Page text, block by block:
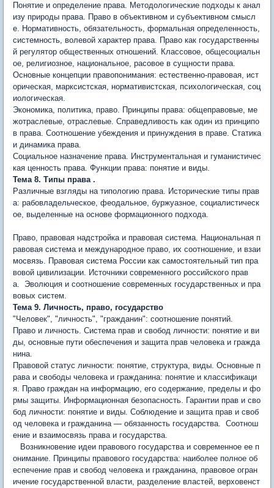
Понятие и определение права. Методологические подходы к анал
изу природы права. Право в объективном и субъективном смысл
е. Нормативность, обязательность, формальная определенность,
системность, волевой характер права. Право как государственны
й регулятор общественных отношений. Классовое, общесоциальн
ое, религиозное, национальное, расовое в сущности права.
Основные концепции правопонимания: естественно-правовая, ист
орическая, марксистская, нормативистская, психологическая, со­ц
иологическая.
Экономика, политика, право. Принципы права: общеправовые, ме
жотраслевые, отраслевые. Справедливость как один из принци­по
в права. Соотношение убеждения и принуждения в праве. Статика
и динамика права.
Социальное назначение права. Инструментальная и гуманис­тичес
кая ценность права. Функции права: понятие и виды.
Тема 8. Типы права .
Различные взгляды на типологию права. Ис­торические типы прав
а: рабовладельческое, феодальное, буржуаз­ное, социалистическ
ое, выделенные на основе формационного под­хода.
Право, правовая надстройка и правовая система. Национальная п
равовая система и международное право, их соотношение, и вза­и
мосвязь. Правовая система России как самостоятельный тип пра
вовой цивилизации. Источники современного российского прав
а. Эволюция и соотношение современных государственных и пра
вовых систем.
Тема 9. Личность, право, государство
"Человек", "личность", "гражданин": соотношение понятий.
Право и личность. Система прав и свобод личности: понятие и ви
ды, основные пути обеспечения и защита прав человека и гражда
нина.
Правовой статус личности: понятие, структура, виды. Основные п
рава и свободы человека и гражданина: понятие и классификаци
я. Право граждан на информацию, его содержание, пределы и фо
рмы защиты. Информационная безопасность. Гарантии прав и сво
бод личности: понятие и виды. Соблюдение и защита прав и своб
од человека и гражданина — обязанность государства. Соотнош
ение и взаимосвязь права и государства.
Возникнове­ние идеи правового государства и современное ее п
онимание. Прин­ципы правового государства: наиболее полное об
еспечение прав и свобод человека и гражданина, правовое огран
ичение государственной власти, разделение властей, верховенст